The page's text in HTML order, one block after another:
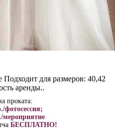
Подходит для размеров: 40,42
аренды..
проката:
фотосессия;
мероприятие
БЕСПЛАТНО!